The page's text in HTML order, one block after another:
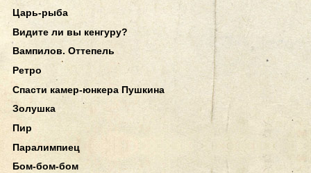
Царь-рыба
Видите ли вы кенгуру?
Вампилов. Оттепель
Ретро
Спасти камер-юнкера Пушкина
Золушка
Пир
Паралимпиец
Бом-бом-бом